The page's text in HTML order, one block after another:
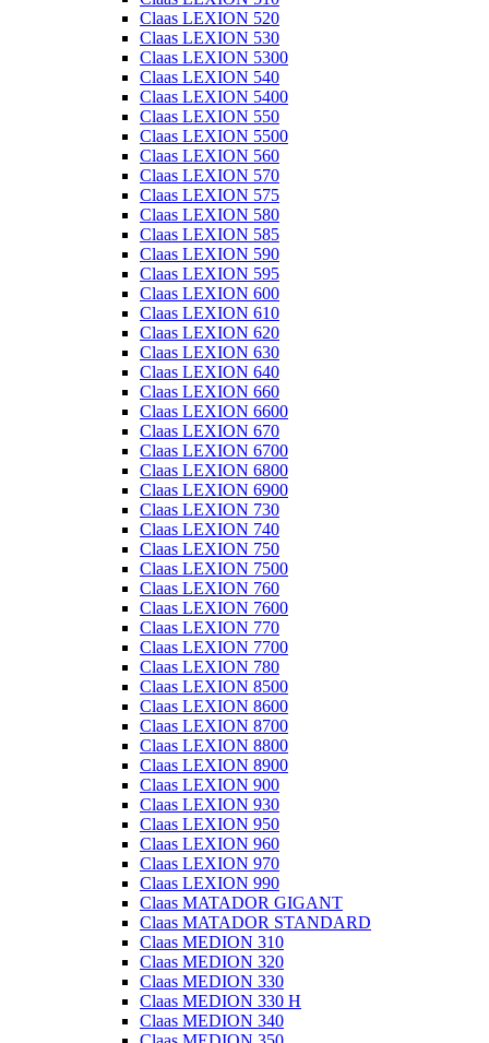
Claas LEXION 520
Claas LEXION 530
Claas LEXION 5300
Claas LEXION 540
Claas LEXION 5400
Claas LEXION 550
Claas LEXION 5500
Claas LEXION 560
Claas LEXION 570
Claas LEXION 575
Claas LEXION 580
Claas LEXION 585
Claas LEXION 590
Claas LEXION 595
Claas LEXION 600
Claas LEXION 610
Claas LEXION 620
Claas LEXION 630
Claas LEXION 640
Claas LEXION 660
Claas LEXION 6600
Claas LEXION 670
Claas LEXION 6700
Claas LEXION 6800
Claas LEXION 6900
Claas LEXION 730
Claas LEXION 740
Claas LEXION 750
Claas LEXION 7500
Claas LEXION 760
Claas LEXION 7600
Claas LEXION 770
Claas LEXION 7700
Claas LEXION 780
Claas LEXION 8500
Claas LEXION 8600
Claas LEXION 8700
Claas LEXION 8800
Claas LEXION 8900
Claas LEXION 900
Claas LEXION 930
Claas LEXION 950
Claas LEXION 960
Claas LEXION 970
Claas LEXION 990
Claas MATADOR GIGANT
Claas MATADOR STANDARD
Claas MEDION 310
Claas MEDION 320
Claas MEDION 330
Claas MEDION 330 H
Claas MEDION 340